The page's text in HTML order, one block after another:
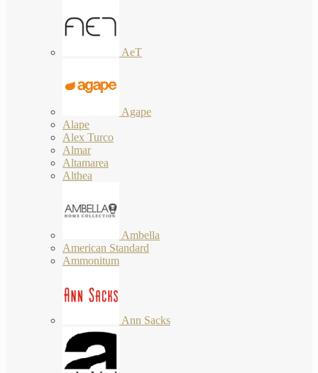
AeT
Agape
Alape
Alex Turco
Almar
Altamarea
Althea
Ambella
American Standard
Ammonitum
Ann Sacks